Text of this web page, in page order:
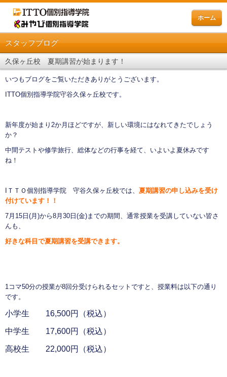
ホーム
スタッフブログ
久保ヶ丘校 夏期講習が始まります！
いつもブログをご覧いただきありがとうございます。
ITTO個別指導学院守谷久保ヶ丘校です。
新年度が始まり2か月ほどですが、新しい環境にはなれてきたでしょう
か？
中間テストや修学旅行、総体などの行事を経て、いよいよ夏休みです
ね！
IＴＴＯ個別指導学院 守谷久保ヶ丘校では、 夏期講習の申し込みを受け
付けています！！
7月15日(月)から8月30日(金)までの期間、通常授業を受講していない皆さ
んも、
好きな科目で夏期講習を受講できます。
1コマ50分の授業が8回分受けられるセットですと、授業料は以下の通り
です。
小学生 16,500円（税込）
中学生 17,600円（税込）
高校生 22,000円（税込）